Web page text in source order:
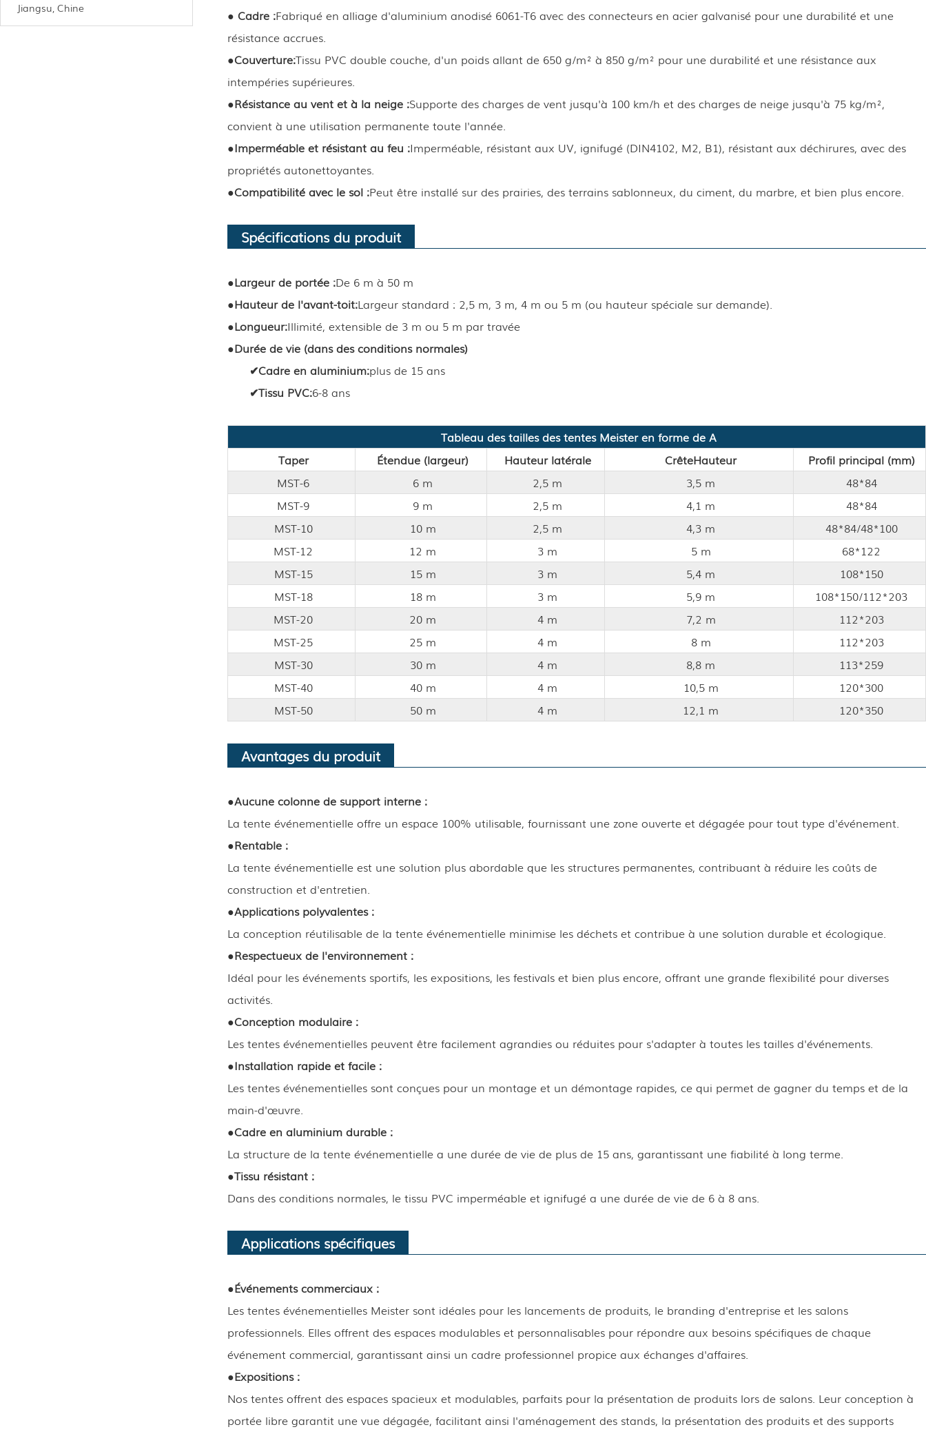
Jiangsu, Chine
● Cadre :Fabriqué en alliage d'aluminium anodisé 6061-T6 avec des connecteurs en acier galvanisé pour une durabilité et une
résistance accrues.
●Couverture:Tissu PVC double couche, d'un poids allant de 650 g/m² à 850 g/m² pour une durabilité et une résistance aux
intempéries supérieures.
●Résistance au vent et à la neige :Supporte des charges de vent jusqu'à 100 km/h et des charges de neige jusqu'à 75 kg/m²,
convient à une utilisation permanente toute l'année.
●Imperméable et résistant au feu :Imperméable, résistant aux UV, ignifugé (DIN4102, M2, B1), résistant aux déchirures, avec des
propriétés autonettoyantes.
●Compatibilité avec le sol :Peut être installé sur des prairies, des terrains sablonneux, du ciment, du marbre, et bien plus encore.
Spécifications du produit
●Largeur de portée :De 6 m à 50 m
●Hauteur de l'avant-toit:Largeur standard : 2,5 m, 3 m, 4 m ou 5 m (ou hauteur spéciale sur demande).
●Longueur:Illimité, extensible de 3 m ou 5 m par travée
●Durée de vie (dans des conditions normales)
✔Cadre en aluminium:plus de 15 ans
✔Tissu PVC:6-8 ans
Tableau des tailles des tentes Meister en forme de A
Taper
Étendue (largeur) Hauteur latérale CrêteHauteur
Profil principal (mm)
MST-6
6 m 2,5 m 3,5 m
48*84
MST-9
9 m 2,5 m 4,1 m
48*84
MST-10
10 m 2,5 m 4,3 m
48*84/48*100
MST-12
12 m 3 m 5 m
68*122
MST-15
15 m 3 m 5,4 m
108*150
MST-18
18 m 3 m 5,9 m
108*150/112*203
MST-20
20 m 4 m 7,2 m
112*203
MST-25
25 m 4 m 8 m
112*203
MST-30
30 m 4 m 8,8 m
113*259
MST-40
40 m 4 m 10,5 m
120*300
MST-50
50 m 4 m 12,1 m 120*350
Avantages du produit
●Aucune colonne de support interne :
La tente événementielle offre un espace 100% utilisable, fournissant une zone ouverte et dégagée pour tout type d'événement.
●Rentable :
La tente événementielle est une solution plus abordable que les structures permanentes, contribuant à réduire les coûts de
construction et d'entretien.
●Applications polyvalentes :
La conception réutilisable de la tente événementielle minimise les déchets et contribue à une solution durable et écologique.
●Respectueux de l'environnement :
Idéal pour les événements sportifs, les expositions, les festivals et bien plus encore, offrant une grande flexibilité pour diverses
activités.
●Conception modulaire :
Les tentes événementielles peuvent être facilement agrandies ou réduites pour s'adapter à toutes les tailles d'événements.
●Installation rapide et facile :
Les tentes événementielles sont conçues pour un montage et un démontage rapides, ce qui permet de gagner du temps et de la
main-d'œuvre.
●Cadre en aluminium durable :
La structure de la tente événementielle a une durée de vie de plus de 15 ans, garantissant une fiabilité à long terme.
●Tissu résistant :
Dans des conditions normales, le tissu PVC imperméable et ignifugé a une durée de vie de 6 à 8 ans.
Applications spécifiques
●Événements commerciaux :
Les tentes événementielles Meister sont idéales pour les lancements de produits, le branding d'entreprise et les salons
professionnels. Elles offrent des espaces modulables et personnalisables pour répondre aux besoins spécifiques de chaque
événement commercial, garantissant ainsi un cadre professionnel propice aux échanges d'affaires.
●Expositions :
Nos tentes offrent des espaces spacieux et modulables, parfaits pour la présentation de produits lors de salons. Leur conception à
portée libre garantit une vue dégagée, facilitant ainsi l'aménagement des stands, la présentation des produits et des supports